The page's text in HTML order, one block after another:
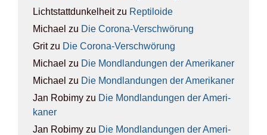
Lichtstattdunkelheitzu Rep­ti­lo­ide
Michael zu Die Coro­na-Ver­schwö­rung
Gritzu Die Coro­na-Ver­schwö­rung
Michael zu Die Mond­lan­dun­gen der Ame­ri­ka­ner
Michael zu Die Mond­lan­dun­gen der Ame­ri­ka­ner
Jan Robimy zu Die Mond­lan­dun­gen der Ame­ri­
ka­ner
Jan Robimy zu Die Mond­lan­dun­gen der Ame­ri­